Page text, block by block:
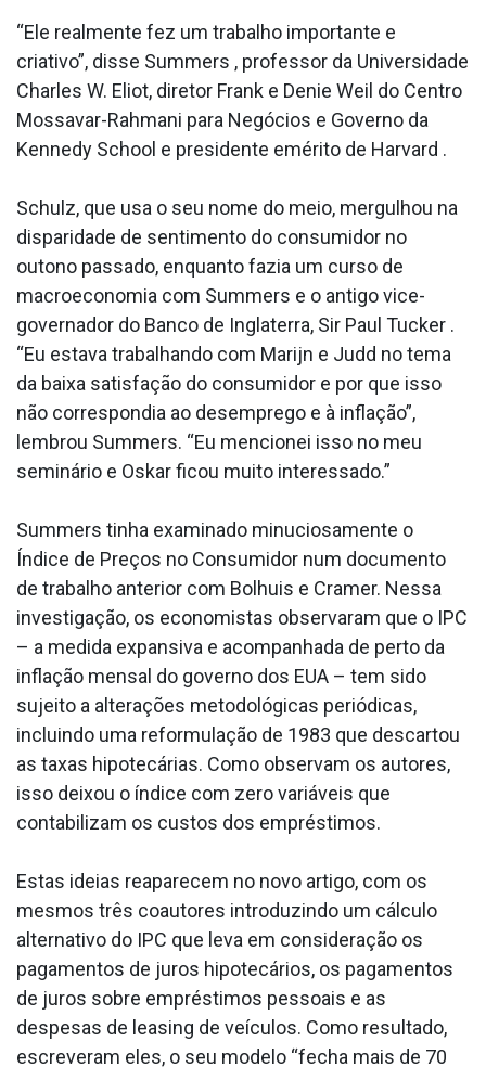
“Ele realmente fez um trabalho importante e
criativo”, disse Summers , professor da Universidade
Charles W. Eliot, diretor Frank e Denie Weil do Centro
Mossavar-Rahmani para Negócios e Governo da
Kennedy School e presidente emérito de Harvard .
Schulz, que usa o seu nome do meio, mergulhou na
disparidade de sentimento do consumidor no
outono passado, enquanto fazia um curso de
macroeconomia com Summers e o antigo vice-
governador do Banco de Inglaterra, Sir Paul Tucker .
“Eu estava trabalhando com Marijn e Judd no tema
da baixa satisfação do consumidor e por que isso
não correspondia ao desemprego e à inflação”,
lembrou Summers. “Eu mencionei isso no meu
seminário e Oskar ficou muito interessado.”
Summers tinha examinado minuciosamente o
Índice de Preços no Consumidor num documento
de trabalho anterior com Bolhuis e Cramer. Nessa
investigação, os economistas observaram que o IPC
– a medida expansiva e acompanhada de perto da
inflação mensal do governo dos EUA – tem sido
sujeito a alterações metodológicas periódicas,
incluindo uma reformulação de 1983 que descartou
as taxas hipotecárias. Como observam os autores,
isso deixou o índice com zero variáveis que
contabilizam os custos dos empréstimos.
Estas ideias reaparecem no novo artigo, com os
mesmos três coautores introduzindo um cálculo
alternativo do IPC que leva em consideração os
pagamentos de juros hipotecários, os pagamentos
de juros sobre empréstimos pessoais e as
despesas de leasing de veículos. Como resultado,
escreveram eles, o seu modelo “fecha mais de 70